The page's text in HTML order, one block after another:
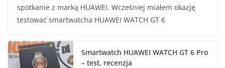
spotkanie z marką HUAWEI. Wcześniej miałem okazję
testować smartwatcha HUAWEI WATCH GT 6
Smartwatch HUAWEI WATCH GT 6 Pro
– test, recenzja